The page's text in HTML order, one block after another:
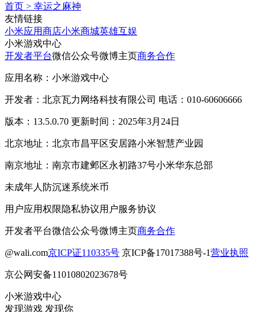
首页 > 幸运之麻神
友情链接
小米应用商店小米商城英雄互娱
小米游戏中心
开发者平台微信公众号微博主页商务合作
应用名称：小米游戏中心
开发者：北京瓦力网络科技有限公司 电话：010-60606666
版本：13.5.0.70 更新时间：2025年3月24日
北京地址：北京市昌平区安居路小米智慧产业园
南京地址：南京市建邺区永初路37号小米华东总部
未成年人防沉迷系统米币
用户应用权限隐私协议用户服务协议
开发者平台微信公众号微博主页商务合作
@wali.com京ICP证110335号 京ICP备17017388号-1营业执照
京公网安备11010802023678号
小米游戏中心
发现游戏 发现你